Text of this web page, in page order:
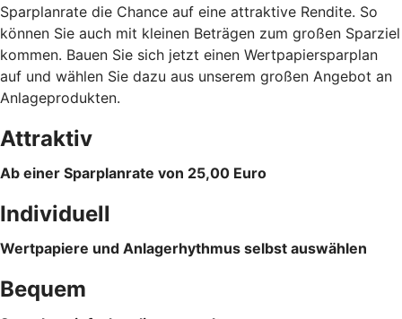
Sparplanrate die Chance auf eine attraktive Rendite. So
können Sie auch mit kleinen Beträgen zum großen Sparziel
kommen. Bauen Sie sich jetzt einen Wertpapiersparplan
auf und wählen Sie dazu aus unserem großen Angebot an
Anlageprodukten.
Attraktiv
Ab einer Sparplanrate von 25,00 Euro
Individuell
Wertpapiere und Anlagerhythmus selbst auswählen
Bequem